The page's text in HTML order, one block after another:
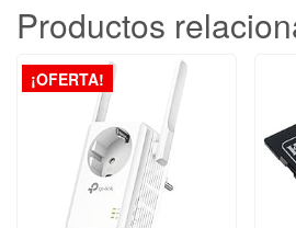
Productos
¡OFERTA!